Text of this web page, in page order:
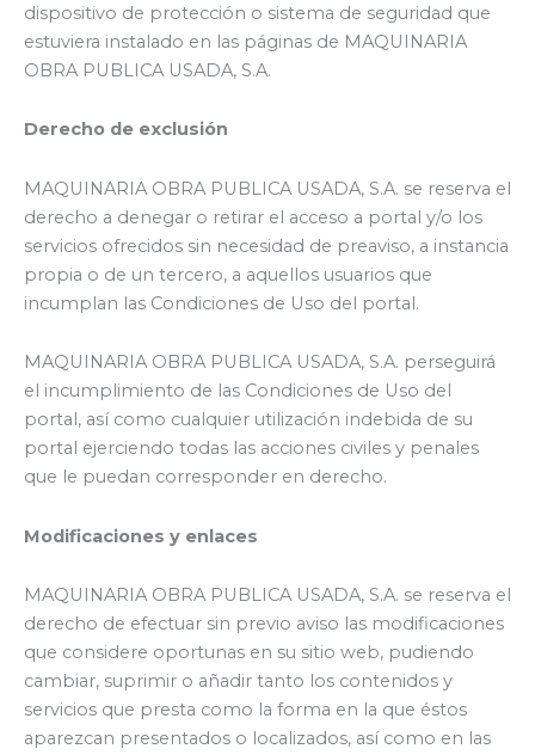
dispositivo de protección o sistema de seguridad que
estuviera instalado en las páginas de MAQUINARIA
OBRA PUBLICA USADA, S.A.
Derecho de exclusión
MAQUINARIA OBRA PUBLICA USADA, S.A. se reserva el
derecho a denegar o retirar el acceso a portal y/o los
servicios ofrecidos sin necesidad de preaviso, a instancia
propia o de un tercero, a aquellos usuarios que
incumplan las Condiciones de Uso del portal.
MAQUINARIA OBRA PUBLICA USADA, S.A. perseguirá
el incumplimiento de las Condiciones de Uso del
portal, así como cualquier utilización indebida de su
portal ejerciendo todas las acciones civiles y penales
que le puedan corresponder en derecho.
Modificaciones y enlaces
MAQUINARIA OBRA PUBLICA USADA, S.A. se reserva el
derecho de efectuar sin previo aviso las modificaciones
que considere oportunas en su sitio web, pudiendo
cambiar, suprimir o añadir tanto los contenidos y
servicios que presta como la forma en la que éstos
aparezcan presentados o localizados, así como en las